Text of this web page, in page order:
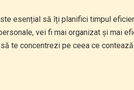
esențial să îți planifici timpul
vei fi mai organizat și mai
te concentrezi pe ceea ce